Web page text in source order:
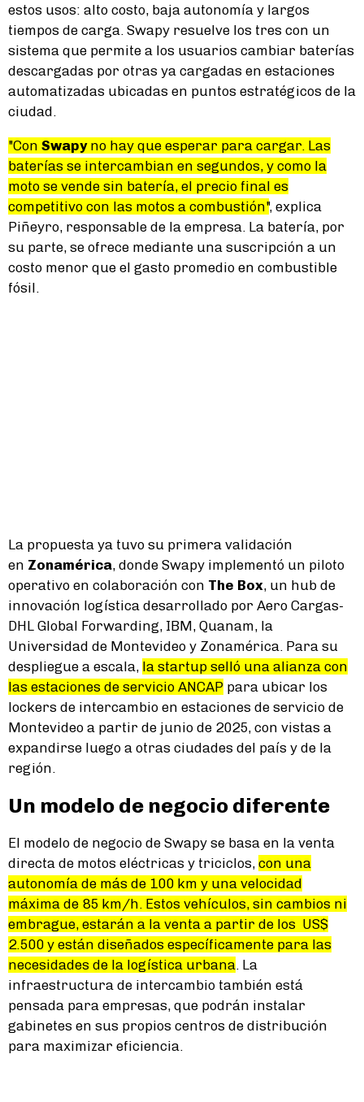
estos usos: alto costo, baja autonomía y largos
tiempos de carga. Swapy resuelve los tres con un
sistema que permite a los usuarios cambiar baterías
descargadas por otras ya cargadas en estaciones
automatizadas ubicadas en puntos estratégicos de la
ciudad.
"Con Swapyno hay que esperar para cargar. Las
baterías se intercambian en segundos, y como la
moto se vende sin batería, el precio final es
competitivo con las motos a combustión", explica
Piñeyro, responsable de la empresa. La batería, por
su parte, se ofrece mediante una suscripción a un
costo menor que el gasto promedio en combustible
fósil.
La propuesta ya tuvo su primera validación
en Zonamérica, donde Swapy implementó un piloto
operativo en colaboración con The Box, un hub de
innovación logística desarrollado por Aero Cargas-
DHL Global Forwarding, IBM, Quanam, la
Universidad de Montevideo y Zonamérica. Para su
despliegue a escala, la startup selló una alianza con
las estaciones de servicio ANCAP para ubicar los
lockers de intercambio en estaciones de servicio de
Montevideo a partir de junio de 2025, con vistas a
expandirse luego a otras ciudades del país y de la
región.
Un modelo de negocio diferente
El modelo de negocio de Swapy se basa en la venta
directa de motos eléctricas y triciclos, con una
autonomía de más de 100 km y una velocidad
máxima de 85 km/h. Estos vehículos, sin cambios ni
embrague, estarán a la venta a partir de los US$
2.500 y están diseñados específicamente para las
necesidades de la logística urbana. La
infraestructura de intercambio también está
pensada para empresas, que podrán instalar
gabinetes en sus propios centros de distribución
para maximizar eficiencia.